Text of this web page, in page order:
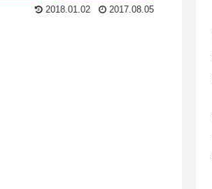
2018.01.02 2017.08.05